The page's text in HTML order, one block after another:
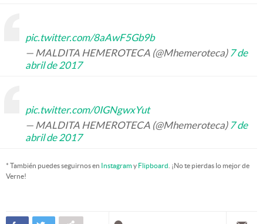
pic.twitter.com/8aAwF5Gb9b
— MALDITA HEMEROTECA (@Mhemeroteca) 7 de
abril de 2017
pic.twitter.com/0IGNgwxYut
— MALDITA HEMEROTECA (@Mhemeroteca) 7 de
abril de 2017
* También puedes seguirnos en Instagramy Flipboard . ¡No te pierdas lo mejor de
Verne!